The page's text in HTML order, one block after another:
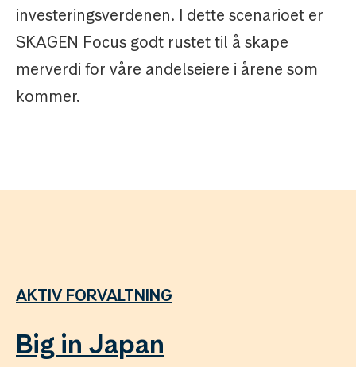
investeringsverdenen. I dette scenarioet er
SKAGEN Focus godt rustet til å skape
merverdi for våre andelseiere i årene som
kommer.
AKTIV FORVALTNING
Big in Japan